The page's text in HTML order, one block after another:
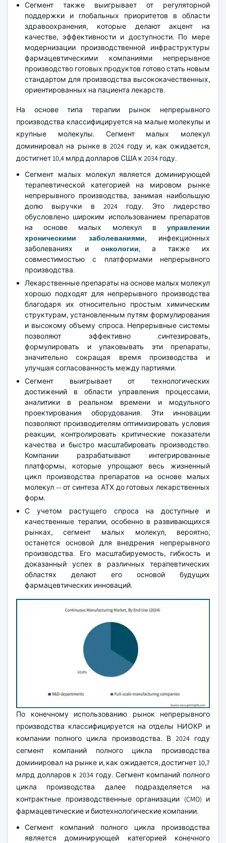
Сегмент также выигрывает от регуляторной
поддержки и глобальных приоритетов в области
здравоохранения, которые делают акцент на
качестве, эффективности и доступности. По мере
модернизации производственной инфраструктуры
фармацевтическими компаниями непрерывное
производство готовых продуктов готово стать новым
стандартом для производства высококачественных,
ориентированных на пациента лекарств.
На основе типа терапии рынок непрерывного
производства классифицируется на малые молекулы и
крупные молекулы. Сегмент малых молекул
доминировал на рынке в 2024 году и, как ожидается,
достигнет 10,4 млрд долларов США к 2034 году.
Сегмент малых молекул является доминирующей
терапевтической категорией на мировом рынке
непрерывного производства, занимая наибольшую
долю выручки в 2024 году. Это лидерство
обусловлено широким использованием препаратов
на основе малых молекул в управлении
хроническими заболеваниями, инфекционных
заболеваниях и онкологии, а также их
совместимостью с платформами непрерывного
производства.
Лекарственные препараты на основе малых молекул
хорошо подходят для непрерывного производства
благодаря их относительно простым химическим
структурам, установленным путям формулирования
и высокому объему спроса. Непрерывные системы
позволяют эффективно синтезировать,
формулировать и упаковывать эти препараты,
значительно сокращая время производства и
улучшая согласованность между партиями.
Сегмент выигрывает от технологических
достижений в области управления процессами,
аналитики в реальном времени и модульного
проектирования оборудования. Эти инновации
позволяют производителям оптимизировать условия
реакции, контролировать критические показатели
качества и быстро масштабировать производство.
Компании разрабатывают интегрированные
платформы, которые упрощают весь жизненный
цикл производства препаратов на основе малых
молекул — от синтеза АТХ до готовых лекарственных
форм.
С учетом растущего спроса на доступные и
качественные терапии, особенно в развивающихся
рынках, сегмент малых молекул, вероятно,
останется основой для внедрения непрерывного
производства. Его масштабируемость, гибкость и
доказанный успех в различных терапевтических
областях делают его основой будущих
фармацевтических инноваций.
По конечному использованию рынок непрерывного
производства классифицируется на отделы НИОКР и
компании полного цикла производства. В 2024 году
сегмент компаний полного цикла производства
доминировал на рынке и, как ожидается, достигнет 10,7
млрд долларов к 2034 году. Сегмент компаний полного
цикла производства далее подразделяется на
контрактные производственные организации (CMO) и
фармацевтические и биотехнологические компании.
Сегмент компаний полного цикла производства
является доминирующей категорией конечного